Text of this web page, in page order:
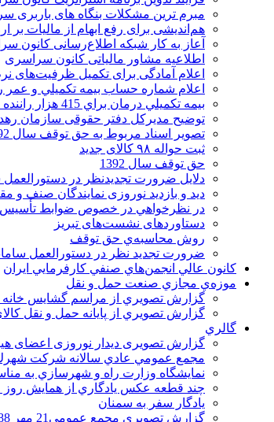
مبرم ترین مشکلات بنگاه های باربری
هم‌اندیشی برای رفع ابهام از مالیات
آعاز به کار شبکه اطلاع‌رسانی
اطلاعیه مشاور مالیاتی کانون سراسری
اعلام آمادگی برای تکمیل ظرفیت‌های
اعلام شماره حساب بيمه تكميلي و عمر
بيمه تكميلي درمان براي 415 هزار راننده حمل كالا
توضیح مدیرکل دفتر حقوقی سازمان
تصوير اسناد مربوط به حق توقف سال 1392
ثبت حواله ۹۸ کالای جدید
حق توقف سال 1392
دلایل ضرورت تجدیدنظر در دستورالعمل
دید و بازدید نوروزی نمایندگان صنف
در نظرخواهي در خصوص ضوابط
دستاوردهای نشست‌های تبریز
روش محاسبه‌ي حق توقف
ضرورت تجدید نظر در دستورالعمل
كانون عالي انجمن‌هاي صنفي كارفرمايي ايران
موزه‌ي مجازي صنعت حمل و نقل
گزارش تصويري از مراسم گشايس
گزارش تصويري از پايانه حمل و نقل
گالري
گزارش تصویری دیدار نوروزی اعضای
مجمع عمومي عادي سالانه شركت
نمايشگاه وزارت راه و شهرسازي به
چند قطعه عكس يادگاري از همايش روز
يادگار سفر به سمنان
گزارش تصويري مجمع عمومي21 مهر 88 كانون عالي كارفرمايان مستقل ايران